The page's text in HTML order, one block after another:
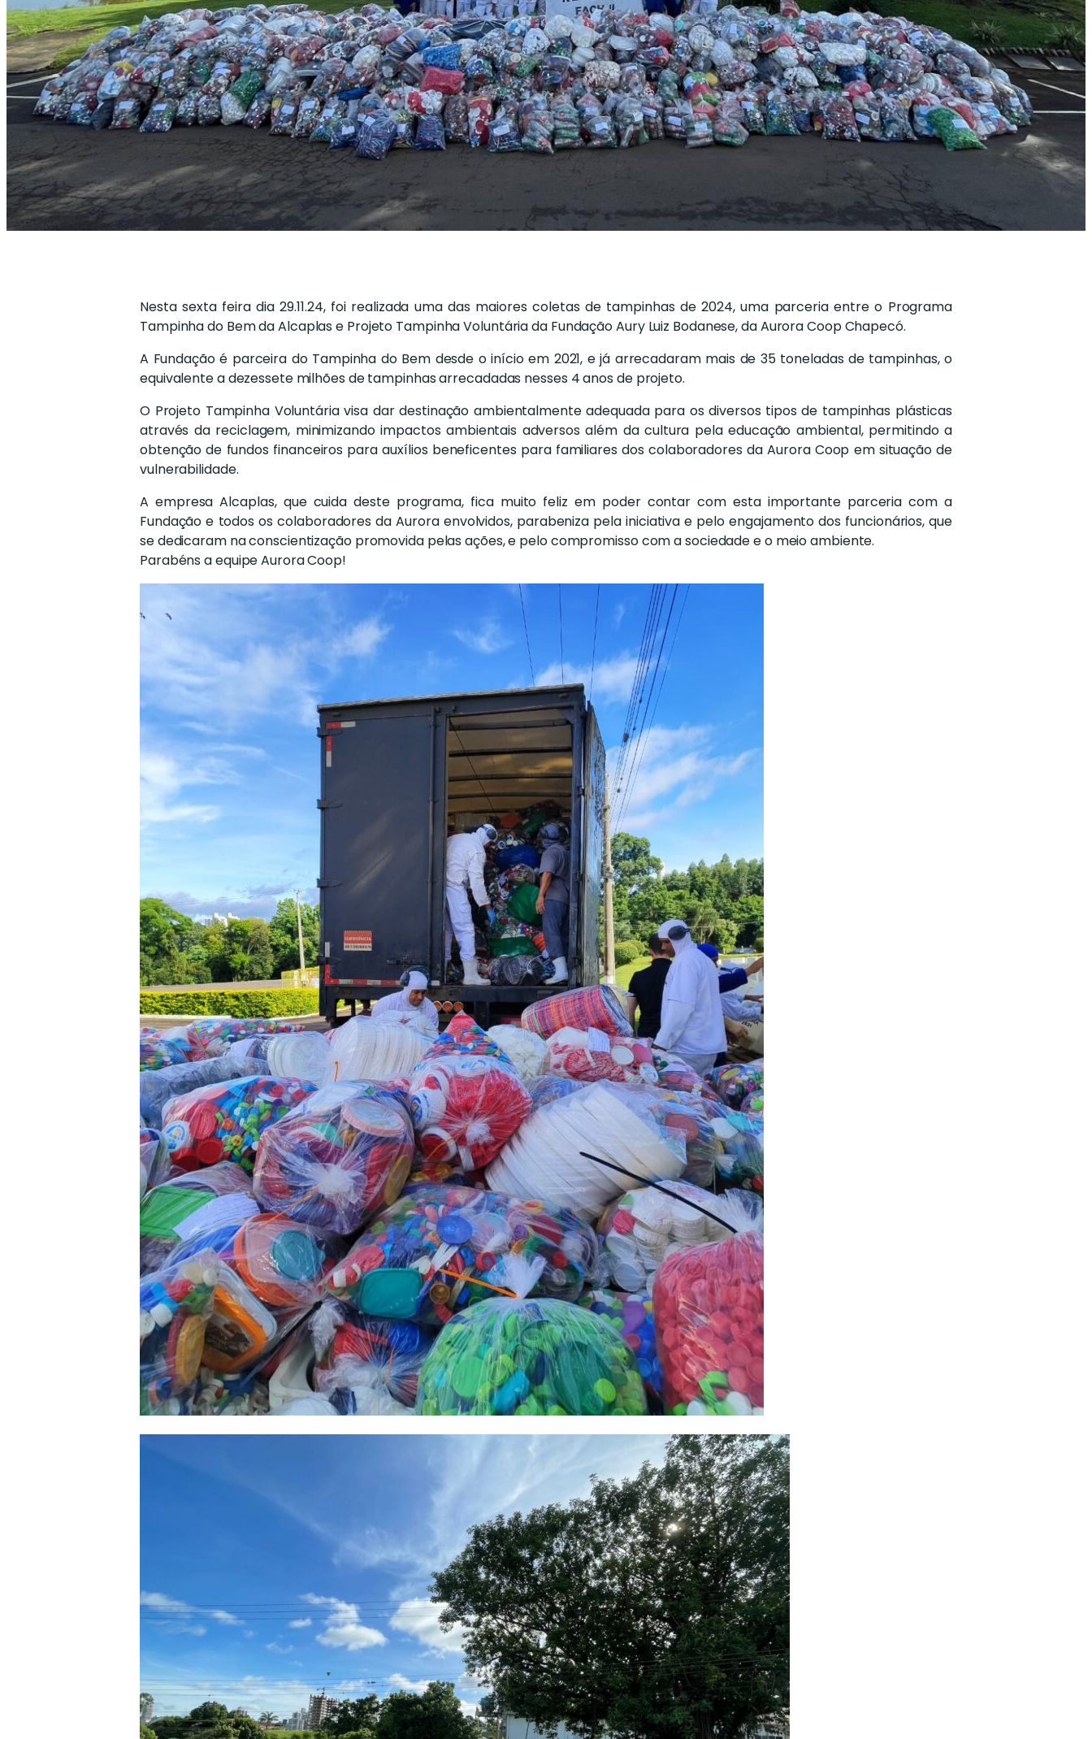
Nesta sexta feira dia 29.11.24, foi realizada uma das maiores coletas de tampinhas de 2024, uma parceria entre o Programa
Tampinha do Bem da Alcaplas e Projeto Tampinha Voluntária da Fundação Aury Luiz Bodanese, da Aurora Coop Chapecó.
A Fundação é parceira do Tampinha do Bem desde o início em 2021, e já arrecadaram mais de 35 toneladas de tampinhas, o
equivalente a dezessete milhões de tampinhas arrecadadas nesses 4 anos de projeto.
O Projeto Tampinha Voluntária visa dar destinação ambientalmente adequada para os diversos tipos de tampinhas plásticas
através da reciclagem, minimizando impactos ambientais adversos além da cultura pela educação ambiental, permitindo a
obtenção de fundos financeiros para auxílios beneficentes para familiares dos colaboradores da Aurora Coop em situação de
vulnerabilidade.
A empresa Alcaplas, que cuida deste programa, fica muito feliz em poder contar com esta importante parceria com a
Fundação e todos os colaboradores da Aurora envolvidos, parabeniza pela iniciativa e pelo engajamento dos funcionários, que
se dedicaram na conscientização promovida pelas ações, e pelo compromisso com a sociedade e o meio ambiente.
Parabéns a equipe Aurora Coop!